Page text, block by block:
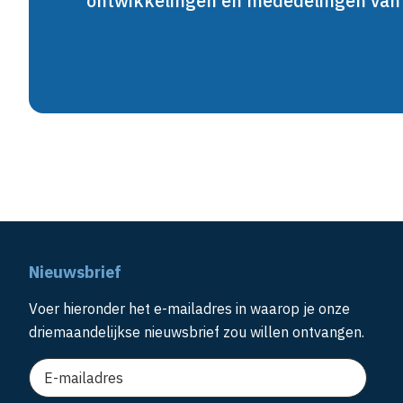
Nieuwsbrief
Voer hieronder het e-mailadres in waarop je onze
driemaandelijkse nieuwsbrief zou willen ontvangen.